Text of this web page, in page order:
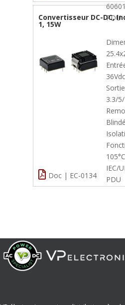
PDU
Convertisseur DC-DC,
1, 15W
3.3/
105°C
IEC/
PDU
Doc | EC-0134